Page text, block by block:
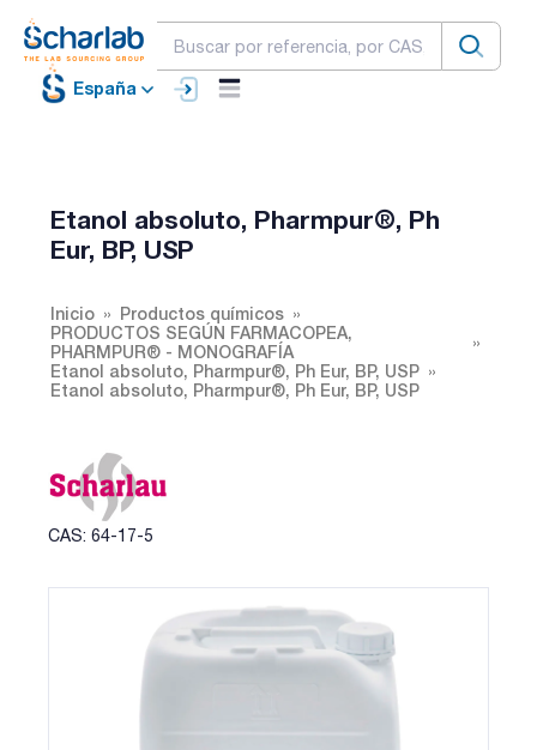
España
Etanol absoluto, Pharmpur®, Ph
Eur, BP, USP
Inicio
Productos químicos
PRODUCTOS SEGÚN FARMACOPEA,
PHARMPUR® - MONOGRAFÍA
Etanol absoluto, Pharmpur®, Ph Eur, BP, USP
Etanol absoluto, Pharmpur®, Ph Eur, BP, USP
CAS: 64-17-5